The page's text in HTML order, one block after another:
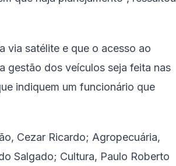
via satélite e que o acesso ao
gestão dos veículos seja feita nas
indiquem um funcionário que
Cezar Ricardo; Agropecuária,
Salgado; Cultura, Paulo Roberto